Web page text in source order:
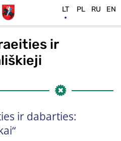
ir
ir dabarties:
LT PL RU EN